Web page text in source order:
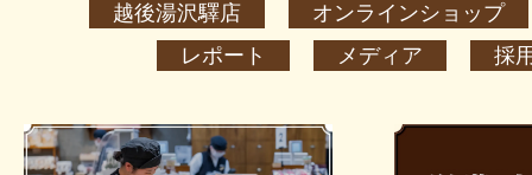
越後湯沢驛店
オンラインショップ
レポート
メディア 採